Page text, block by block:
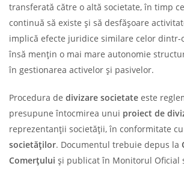
transferată către o altă societate, în timp
continuă să existe și să desfășoare
implică efecte juridice similare celor dintr-
însă mențin o mai mare autonomie
în gestionarea activelor și pasivelor.
Procedura de divizare societate este
presupune întocmirea unui proiect de
reprezentanții societății, în conformitate
societăților. Documentul trebuie depus la
Comerțului și publicat în Monitorul Oficial